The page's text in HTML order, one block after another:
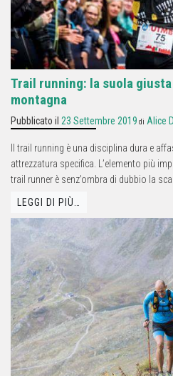
Trail running: la suola
montagna
Pubblicato il 23 Settembre 2019 di Alice
Il trail running è una disciplina dura e
attrezzatura specifica. L’elemento più
trail runner è senz’ombra di dubbio la
LEGGI DI PIÙ…